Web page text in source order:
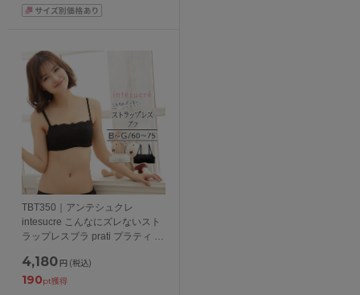
TBT350｜アンテシュクレ
intesucre こんなにズレないスト
ラップレスブラ prati プラティ レ
ルドカップ BCDEFGカップ アン
ダー60/65/70/75cm
4,180 円 (税込)
190pt獲得